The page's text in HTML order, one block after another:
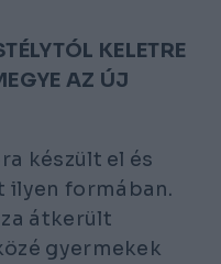
KELETRE
AZ ÚJ
készült el és
ilyen formában.
átkerült
gyermekek